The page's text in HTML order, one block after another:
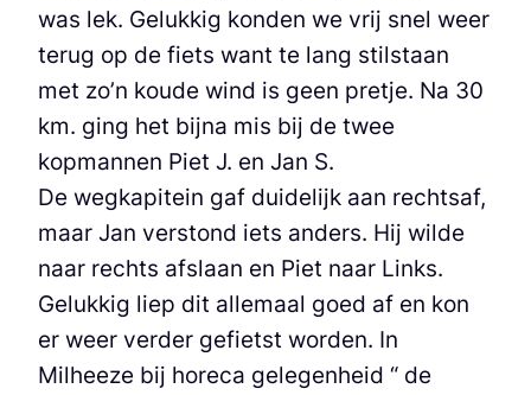
was lek. Gelukkig konden we vrij snel weer
terug op de fiets want te lang stilstaan
met zo’n koude wind is geen pretje. Na 30
km. ging het bijna mis bij de twee
kopmannen Piet J. en Jan S.
De wegkapitein gaf duidelijk aan rechtsaf,
maar Jan verstond iets anders. Hij wilde
naar rechts afslaan en Piet naar Links.
Gelukkig liep dit allemaal goed af en kon
er weer verder gefietst worden. In
Milheeze bij horeca gelegenheid “ de